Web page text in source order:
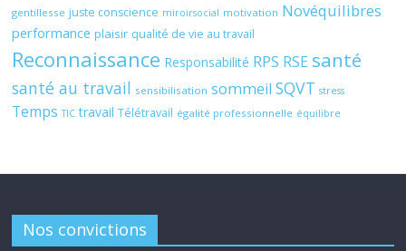
gentillesse juste conscience miroirsocial motivation Novéquilibres
performance plaisir qualité de vie au travail
Reconnaissance Responsabilité RPS RSE santé
santé au travail sensibilisation sommeil SQVT stress
Temps TIC travail Télétravail égalité professionnelle équilibre
Nos convictions